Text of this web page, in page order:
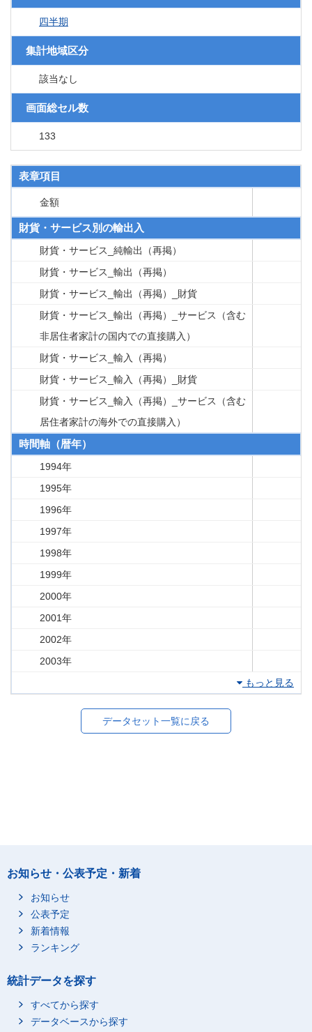
四半期
集計地域区分
該当なし
画面総セル数
133
表章項目
金額
財貨・サービス別の輸出入
財貨・サービス_純輸出（再掲）
財貨・サービス_輸出（再掲）
財貨・サービス_輸出（再掲）_財貨
財貨・サービス_輸出（再掲）_サービス（含む
非居住者家計の国内での直接購入）
財貨・サービス_輸入（再掲）
財貨・サービス_輸入（再掲）_財貨
財貨・サービス_輸入（再掲）_サービス（含む
居住者家計の海外での直接購入）
時間軸（暦年）
1994年
1995年
1996年
1997年
1998年
1999年
2000年
2001年
2002年
2003年
もっと見る
データセット一覧に戻る
お知らせ・公表予定・新着
お知らせ
公表予定
新着情報
ランキング
統計データを探す
すべてから探す
データベースから探す